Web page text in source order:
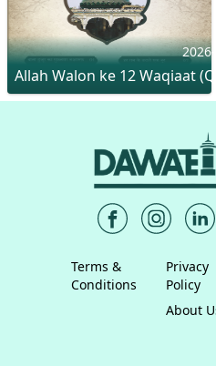
Allah Walon ke 12 Waqiaat
Terms &
Conditions
Privacy
Policy
About